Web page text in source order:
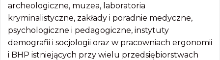
archeologiczne, muzea, laboratoria
kryminalistyczne, zakłady i poradnie medyczne,
psychologiczne i pedagogiczne, instytuty
demografii i socjologii oraz w pracowniach ergonomii
i BHP istniejących przy wielu przedsiębiorstwach